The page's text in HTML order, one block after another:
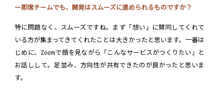
ー即席チームでも、開発はスムーズに進められるものですか？
特に問題なく、スムーズですね。まず「想い」に賛同してくれて
いる方が集まってきてくれたことは大きかったと思います。一番は
じめに、Zoomで顔を見ながら「こんなサービスがつくりたい」と
お話しして。足並み、方向性が共有できたのが良かったと思いま
す。